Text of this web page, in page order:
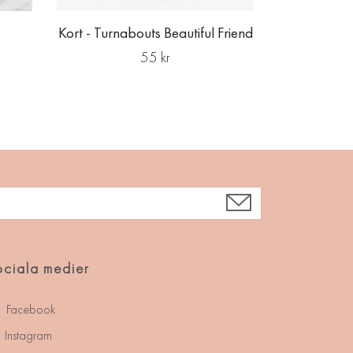
Kort - Turnabouts Beautiful Friend
55 kr
medier
Facebook
Instagram